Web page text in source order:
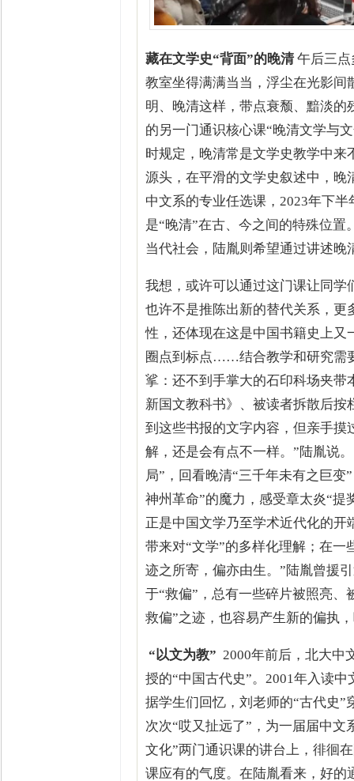
藏在文学史“背面”的晚清午后三点
教室坐得满满当当，浮尘在光影间
明、晚清这样，带点衰颓、黯淡
的另一门通识核心课“晚清文学与
时规定，晚清常是文学史教学中
源头，在平滑的文学史叙述中，晚
中文系的专业任选课，2023年下
是“晚清”在古、今之间的特殊位
当代社会，陆胤则希望通过讲述
我想，或许可以通过这门课让同
也许不是推陈出新的替代关系，更
性，还体现在这是中国书籍史上
圈点到标点……结合教学和研究需
挲：还不到手掌大的石印科场夹
新国文教科书》、被读者拆散后
到这些书报的文字内容，但亲手
解，还是会有点不一样。”陆胤说
局”，回看晚清“三千年未有之巨
神州革命”的魔力，感受章太炎“提
正是中国文学乃至学术近代化的开
带来对“文学”的多样化理解；在
迹之所寄，偏亦由生。”陆胤曾援
于“救偏”，总有一些碎片被照亮
救偏”之迹，也容易产生新的偏执
“以文为教” 2000年前后，北大中
授的“中国古代史”。2001年入读
据学生们回忆，刘老师的“古代史
次次“哎又扯远了”，为一届届中
文化”两门通识课的讲台上，徘徊
课应有的气度。在陆胤看来，好的